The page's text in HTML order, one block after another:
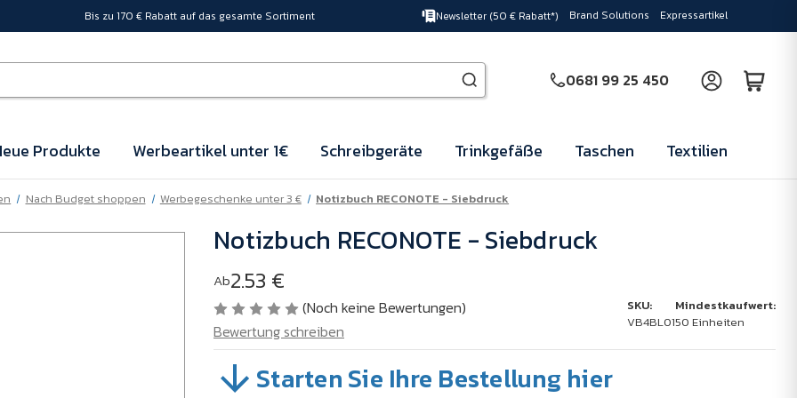
Bis zu 170 € Rabatt auf das gesamte Sortiment Newsletter (50 € Rabatt*) Brand Solutions Expressartikel
0681 99 25 450
Produkte Werbeartikel unter 1€ Schreibgeräte Trinkgefäße Taschen Textilien
Nach Budget shoppen Werbegeschenke unter 3 € Notizbuch RECONOTE - Siebdruck
Notizbuch RECONOTE - Siebdruck
Ab2.53 €
(Noch keine Bewertungen)
Bewertung schreiben
SKU:
VB4BL01
Mindestkaufwert:
50 Einheiten
SKU:
VB4BL01Starten Sie Ihre Bestellung hier